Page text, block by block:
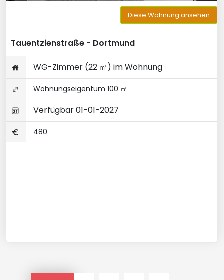
Diese Wohnung ansehen
Tauentzienstraße - Dortmund
WG-Zimmer (22 ㎡) im Wohnung
Wohnungseigentum 100 ㎡
Verfügbar 01-01-2027
480